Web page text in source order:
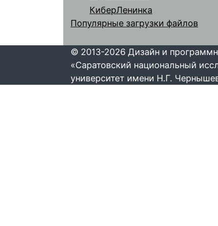
КиберЛенинка
Популярные загрузки файлов
© 2013-2026 Дизайн и
«Саратовский национальный
университет имени Н.Г.